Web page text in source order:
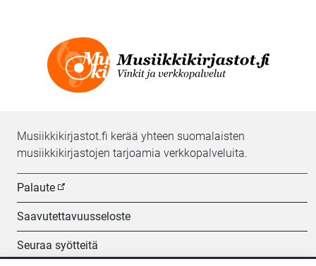
Musiikkikirjastot.fi kerää yhteen suomalaisten
musiikkikirjastojen tarjoamia verkkopalveluita.
Palaute
Saavutettavuusseloste
Seuraa syötteitä